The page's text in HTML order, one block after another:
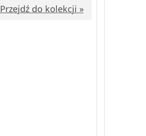
Przejdź do kolekcji »